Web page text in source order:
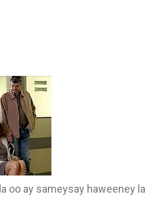
oo ay sameysay haweeney la